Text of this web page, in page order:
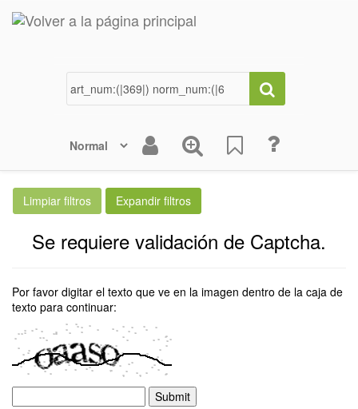
Se requiere validación de Captcha.
Por favor digitar el texto que ve en la imagen dentro de la caja de
texto para continuar: